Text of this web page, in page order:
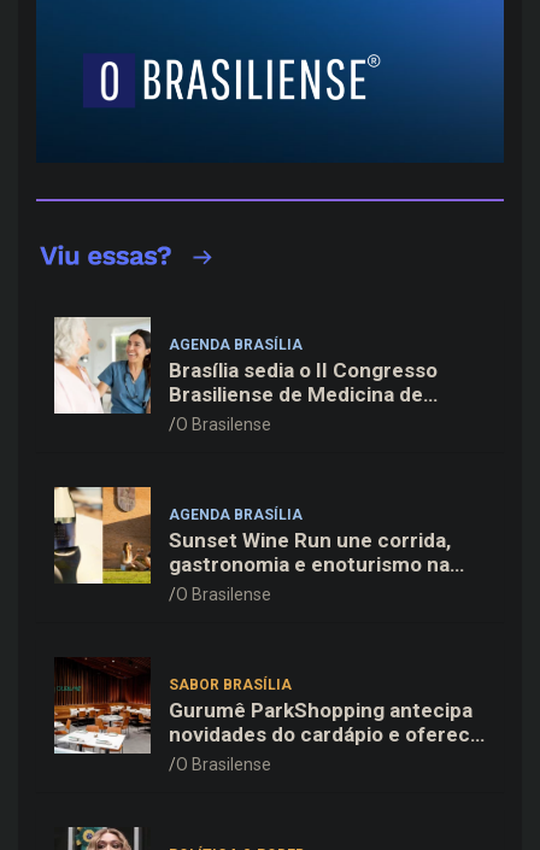
AGENDA BRASÍLIA
Brasília sedia o II Congresso
Brasiliense de Medicina de
Família e Comunidade na Fiocruz
O Brasilense
AGENDA BRASÍLIA
Sunset Wine Run une corrida,
gastronomia e enoturismo na
Vinícola Brasília
O Brasilense
SABOR BRASÍLIA
Gurumê ParkShopping antecipa
novidades do cardápio e oferece
25% de desconto no delivery
O Brasilense